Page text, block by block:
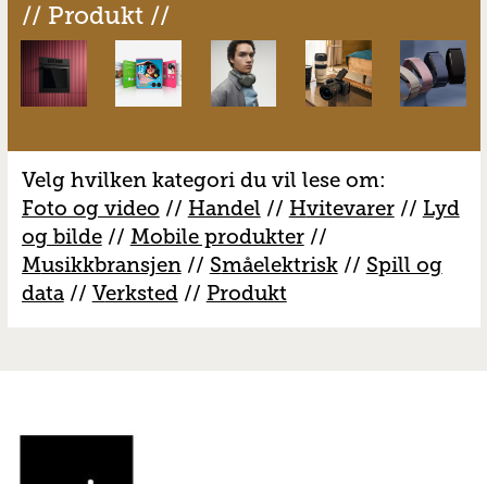
// Produkt //
Velg hvilken kategori du vil lese om:
Foto og video // Handel // Hvitevarer// Lyd
og bilde// Mobile produkter//
Musikkbransjen// Småelektrisk// Spill og
data// Verksted// Produkt